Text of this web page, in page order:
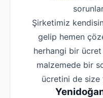
Şirketimiz
gelip hemen
herhangi bir ücret
malzemede bir
ücretini de